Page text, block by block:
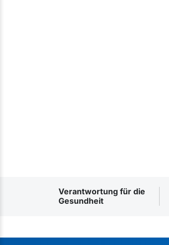
Verantwortung für die
Gesundheit